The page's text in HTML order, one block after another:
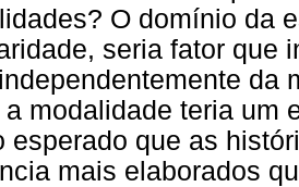
O domínio da
seria fator que
da
a modalidade teria um
esperado que as
mais elaborados